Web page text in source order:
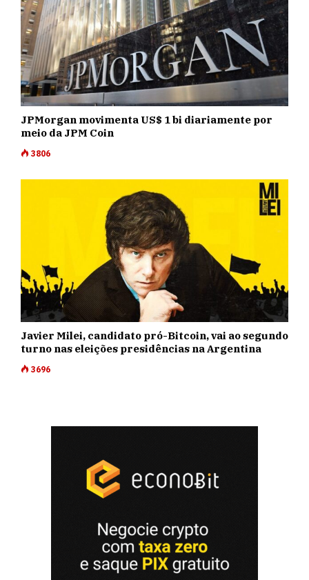
JPMorgan movimenta US$ 1 bi diariamente por
meio da JPM Coin
3806
Javier Milei, candidato pró-Bitcoin, vai ao segundo
turno nas eleições presidências na Argentina
3696